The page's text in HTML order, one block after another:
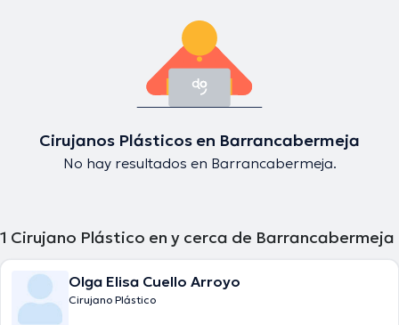
Cirujanos Plásticos en Barrancabermeja
No hay resultados en Barrancabermeja.
1 Cirujano Plástico en y cerca de Barrancabermeja
Olga Elisa Cuello Arroyo
Cirujano Plástico